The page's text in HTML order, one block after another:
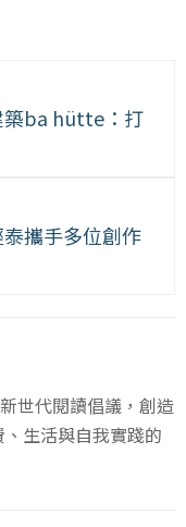
築ba hütte：打
攜手多位創作
世代閱讀倡議，創造
生活與自我實踐的